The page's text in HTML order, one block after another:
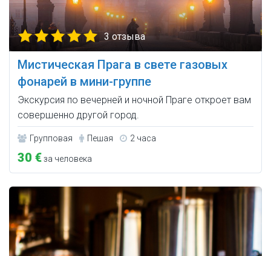
3 отзыва
Мистическая Прага в свете газовых
фонарей в мини-группе
Экскурсия по вечерней и ночной Праге откроет вам
совершенно другой город.
Групповая Пешая 2 часа
30 €за человека